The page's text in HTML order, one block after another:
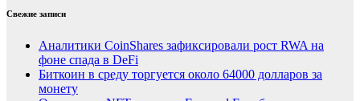
Свежие записи
Аналитики CoinShares зафиксировали рост RWA на
фоне спада в DeFi
Биткоин в среду торгуется около 64000 долларов за
монету